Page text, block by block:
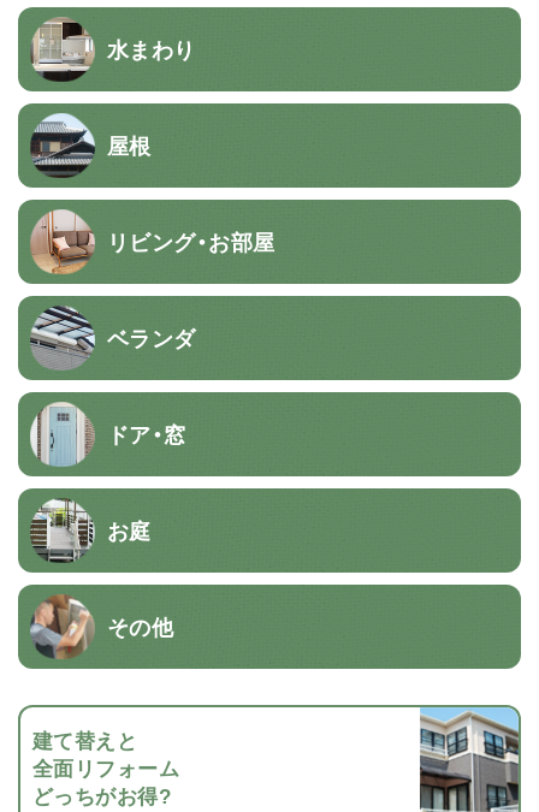
水まわり
屋根
リビング・お部屋
ベランダ
ドア・窓
お庭
その他
建て替えと
全面リフォーム
どっちがお得?